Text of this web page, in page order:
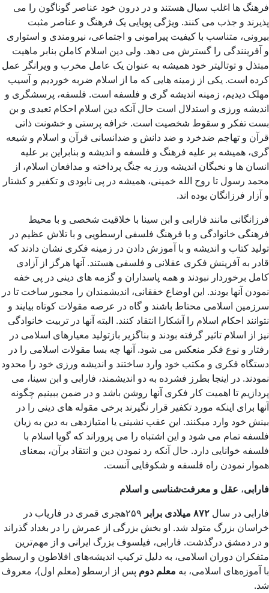
فرهنگ ها اغلب سیال هستند و در درون خود عناصر گوناگون را می
پذیرند و جذب می کنند. ویژگی پویایی یک فرهنگ و عناصر مثبت
بیرونی، متناسب با کیفیت پیرامونی و اجتماعی، نیرومندی و استواری
و آفرینندگی را گسترش می دهد. ولی دین اسلام کاملن بنابر ماهیت
مبتذل و توتالیتر خود همیشه به عنوان یک عامل مخرب و ویرانگر عمل
کرده است. یکی از زمینه هایی که ما از اسلام ضربه خوردیم و آسیب
مهلک دیدیم، زمینه اندیشه گری و فلسفه است. فلسفه، پرسشگری و
اندیشه ورزی و استدلال است حال آنکه دین اسلام احکام تعبدی و بن
بست تفکر و سقوط شخصیت است. خرافه پرستی و خشونت ذاتی
قرآن و تهاجم ضدخرد و ضد دانش و ضدانسانی قرآن و اسلام و شیعه
گری، همیشه بر علیه فرهنگ و فلسفه و اندیشه و بنابراین بر علیه
انسان ها و نخبگان اندیشه ورز به جنگ پرداخته و مدافعان اسلام، از
محمد رسول تا روح الله خمینی، همیشه در پی نابودی و تکفیر و کشتار
و آزار فرزانگان بوده اند.
فرزانگانی مانند فارابی و ابن سینا با خلاقیت شخصی و با محیط
فرهنگی خانوادگی و با فرهنگ فلسفی ارسطویی و با تلاش عظیم در
تولید کتاب و اندیشه و با آموزش دادن در زمینه فکری نشان دادند که
قادر به آفرینش فکری عقلانی و فلسفی هستند. آنها هرگز از آزادی
کامل برخوردار نبودند و همه پاسداران و گزمه های دینی در پی خفه
نمودن آنها بودند. این اوضاع خفقانی، اندیشمندان را مجبور ساخت تا در
سرزمین اسلامی محتاط باشند و گاه در عرصه مقولات کوتاه بیایند و
نتوانند احکام اسلام را آشکارا انتقاد کنند. البته آنها در تربیت خانوادگی
نیز از اسلام تاثیر گرفته بودند و بناگزیر بازتولید معیارهای اسلامی در
رفتار و نوع فکر منعکس می شود. آنها چه بسا مقولات اسلامی را در
دستگاه فکری و مکتب خود وارد ساختند و اندیشه ورزی خود را محدود
نمودند. در اینجا بطرز فشرده به دو اندیشمند، فارابی و ابن سینا، می
پردازیم تا اهمیت کار فکری آنها روشن باشد و در ضمن ببینیم چگونه
آنها برای اینکه مورد تکفیر قرار نگیرند برخی مقوله های دینی را در
بینش خود وارد میکنند. این عقب نشینی یا امتیازدهی به دین به زیان
فلسفه تمام می شود و این اشتباه را می پروراند که گویا اسلام با
فلسفه خوانایی دارد. حال آنکه رد نمودن دین و انتقاد برآن، بمعنای
هموار نمودن راه فلسفه و شکوفایی آنست.
فارابی، عقل و معرفت‌شناسی و اسلام
فارابی در سال ۸۷۲ میلادی برابر
۲۵۹هجری قمری در فاریاب در
خراسان بزرگ متولد شد. او بخش بزرگی از عمرش را در بغداد گذراند
و در دمشق درگذشت. فارابی، فیلسوف بزرگ ایرانی و از مهم‌ترین
متفکران دوران اسلامی، به دلیل ترکیب اندیشه‌های افلاطون و ارسطو
با آموزه‌های اسلامی، به معلم دوم پس از ارسطو (معلم اول)، معروف
شد.